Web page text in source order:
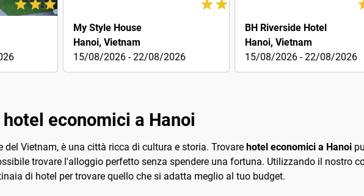
My Style House
Hanoi, Vietnam
15/08/2026 - 22/08/2026
BH Riverside Hotel
Hanoi, Vietnam
15/08/2026 - 22/08/2026
economici a Hanoi
del Vietnam, è una città ricca di cultura e storia. Trovare hotel economici a Hanoi
trovare l'alloggio perfetto senza spendere una fortuna. Utilizzando il nostro
di hotel per trovare quello che si adatta meglio al tuo budget.